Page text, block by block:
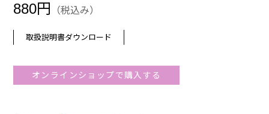
880円 （税込み）
取扱説明書ダウンロード
オンラインショップで購入する